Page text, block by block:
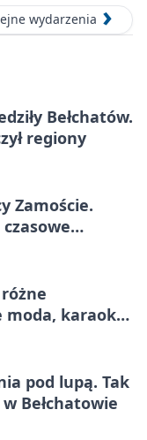
wydarzenia
Bełchatów.
regiony
Zamoście.
moda, karaoke
pod lupą. Tak
Bełchatowie